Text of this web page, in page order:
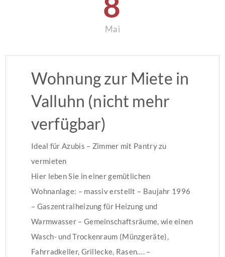
Mai
Wohnung zur Miete in
Valluhn (nicht mehr
verfügbar)
Ideal für Azubis – Zimmer mit Pantry zu
vermieten
Hier leben Sie in einer gemütlichen
Wohnanlage: – massiv erstellt – Baujahr 1996
– Gaszentralheizung für Heizung und
Warmwasser – Gemeinschaftsräume, wie einen
Wasch- und Trockenraum (Münzgeräte),
Fahrradkeller, Grillecke, Rasen…. –